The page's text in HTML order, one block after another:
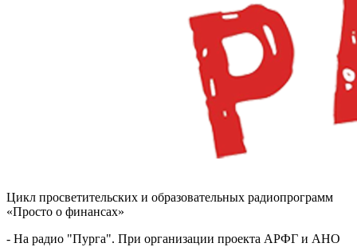
Цикл просветительских и образовательных радиопрограмм
«Просто о финансах»
- На радио "Пурга". При организации проекта АРФГ и АНО